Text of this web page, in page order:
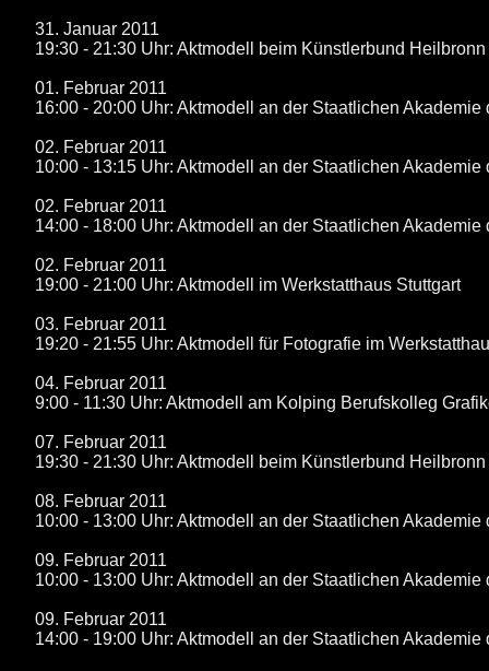
31. Januar 2011
19:30 - 21:30 Uhr: Aktmodell beim Künstlerbund Heilbronn
01. Februar 2011
16:00 - 20:00 Uhr: Aktmodell an der Staatlichen
02. Februar 2011
10:00 - 13:15 Uhr: Aktmodell an der Staatlichen
02. Februar 2011
14:00 - 18:00 Uhr: Aktmodell an der Staatlichen
02. Februar 2011
19:00 - 21:00 Uhr: Aktmodell im Werkstatthaus Stuttgart
03. Februar 2011
19:20 - 21:55 Uhr: Aktmodell für Fotografie im
04. Februar 2011
9:00 - 11:30 Uhr: Aktmodell am Kolping Berufskolleg
07. Februar 2011
19:30 - 21:30 Uhr: Aktmodell beim Künstlerbund Heilbronn
08. Februar 2011
10:00 - 13:00 Uhr: Aktmodell an der Staatlichen
09. Februar 2011
10:00 - 13:00 Uhr: Aktmodell an der Staatlichen
09. Februar 2011
14:00 - 19:00 Uhr: Aktmodell an der Staatlichen